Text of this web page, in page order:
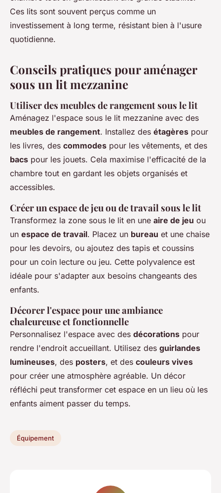
Ces lits sont souvent perçus comme un
investissement à long terme, résistant bien à l'usure
quotidienne.
Conseils pratiques pour aménager
sous un lit mezzanine
Utiliser des meubles de rangement sous le lit
Aménagez l'espace sous le lit mezzanine avec des
meubles de rangement. Installez des étagères pour
les livres, des commodes pour les vêtements, et des
bacs pour les jouets. Cela maximise l'efficacité de la
chambre tout en gardant les objets organisés et
accessibles.
Créer un espace de jeu ou de travail sous le lit
Transformez la zone sous le lit en une aire de jeu ou
un espace de travail. Placez un bureau et une chaise
pour les devoirs, ou ajoutez des tapis et coussins
pour un coin lecture ou jeu. Cette polyvalence est
idéale pour s'adapter aux besoins changeants des
enfants.
Décorer l'espace pour une ambiance
chaleureuse et fonctionnelle
Personnalisez l'espace avec des décorations pour
rendre l'endroit accueillant. Utilisez des guirlandes
lumineuses, des posters, et des couleurs vives
pour créer une atmosphère agréable. Un décor
réfléchi peut transformer cet espace en un lieu où les
enfants aiment passer du temps.
Équipement